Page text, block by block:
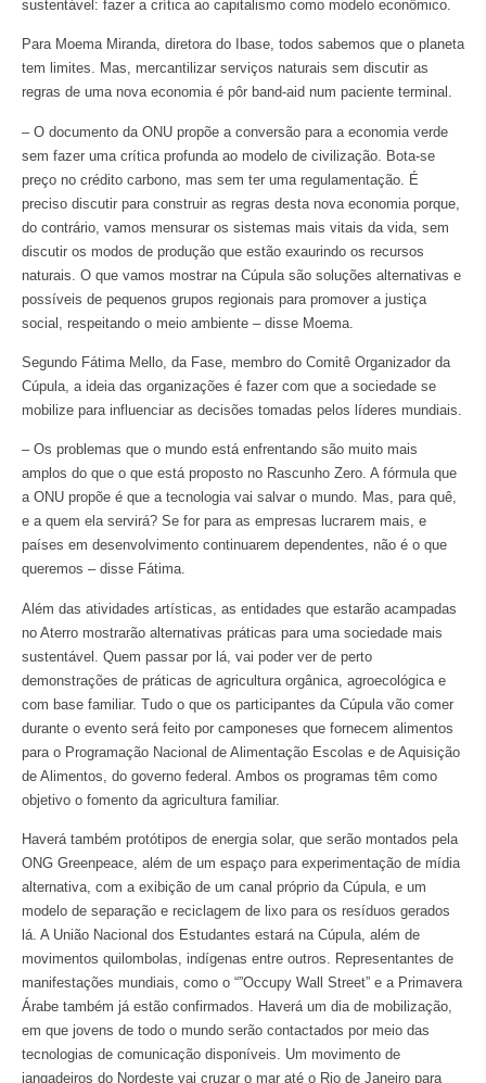
sustentável: fazer a crítica ao capitalismo como modelo econômico.
Para Moema Miranda, diretora do Ibase, todos sabemos que o planeta
tem limites. Mas, mercantilizar serviços naturais sem discutir as
regras de uma nova economia é pôr band-aid num paciente terminal.
– O documento da ONU propõe a conversão para a economia verde
sem fazer uma crítica profunda ao modelo de civilização. Bota-se
preço no crédito carbono, mas sem ter uma regulamentação. É
preciso discutir para construir as regras desta nova economia porque,
do contrário, vamos mensurar os sistemas mais vitais da vida, sem
discutir os modos de produção que estão exaurindo os recursos
naturais. O que vamos mostrar na Cúpula são soluções alternativas e
possíveis de pequenos grupos regionais para promover a justiça
social, respeitando o meio ambiente – disse Moema.
Segundo Fátima Mello, da Fase, membro do Comitê Organizador da
Cúpula, a ideia das organizações é fazer com que a sociedade se
mobilize para influenciar as decisões tomadas pelos líderes mundiais.
– Os problemas que o mundo está enfrentando são muito mais
amplos do que o que está proposto no Rascunho Zero. A fórmula que
a ONU propõe é que a tecnologia vai salvar o mundo. Mas, para quê,
e a quem ela servirá? Se for para as empresas lucrarem mais, e
países em desenvolvimento continuarem dependentes, não é o que
queremos – disse Fátima.
Além das atividades artísticas, as entidades que estarão acampadas
no Aterro mostrarão alternativas práticas para uma sociedade mais
sustentável. Quem passar por lá, vai poder ver de perto
demonstrações de práticas de agricultura orgânica, agroecológica e
com base familiar. Tudo o que os participantes da Cúpula vão comer
durante o evento será feito por camponeses que fornecem alimentos
para o Programação Nacional de Alimentação Escolas e de Aquisição
de Alimentos, do governo federal. Ambos os programas têm como
objetivo o fomento da agricultura familiar.
Haverá também protótipos de energia solar, que serão montados pela
ONG Greenpeace, além de um espaço para experimentação de mídia
alternativa, com a exibição de um canal próprio da Cúpula, e um
modelo de separação e reciclagem de lixo para os resíduos gerados
lá. A União Nacional dos Estudantes estará na Cúpula, além de
movimentos quilombolas, indígenas entre outros. Representantes de
manifestações mundiais, como o “”Occupy Wall Street” e a Primavera
Árabe também já estão confirmados. Haverá um dia de mobilização,
em que jovens de todo o mundo serão contactados por meio das
tecnologias de comunicação disponíveis. Um movimento de
jangadeiros do Nordeste vai cruzar o mar até o Rio de Janeiro para